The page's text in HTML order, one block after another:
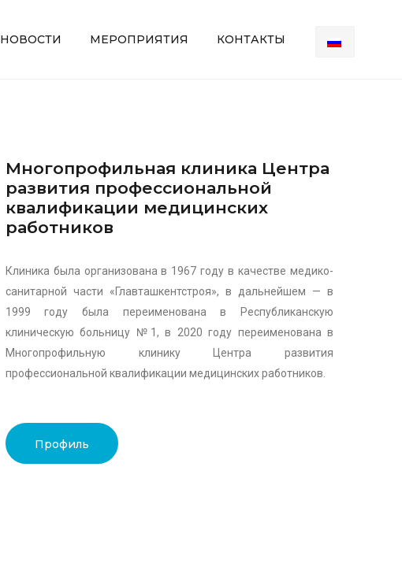
НОВОСТИ МЕРОПРИЯТИЯ КОНТАКТЫ
Многопрофильная клиника Центра
развития профессиональной
квалификации медицинских
работников
Клиника была организована в 1967 году в качестве медико-
санитарной части «Главташкентстроя», в дальнейшем — в
1999 году была переименована в Республиканскую
клиническую больницу №1, в 2020 году переименована в
Многопрофильную клинику Центра развития
профессиональной квалификации медицинских работников.
Профиль